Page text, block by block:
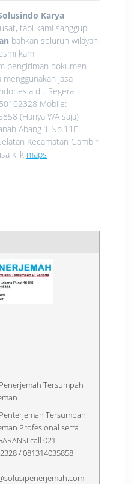
Karya
tapi kami sanggup
bahkan seluruh wilayah
kami
pengiriman dokumen
jasa
dll. Segera
Mobile:
(Hanya WA saja)
Abang 1 No.11F
Kecamatan Gambir
klik maps
Tersumpah
Tersumpah
Profesional serta
call 021-
/ 081314035858